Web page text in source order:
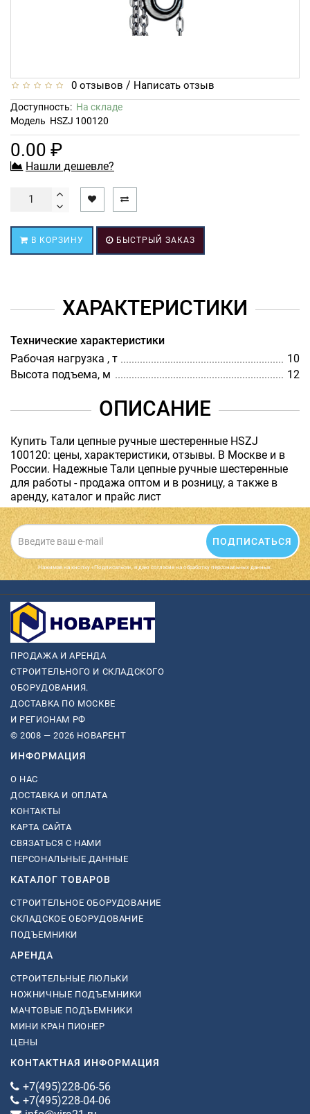
0 отзывов / Написать отзыв
Доступность: На складе
Модель HSZJ 100120
0.00 ₽
Нашли дешевле?
В КОРЗИНУ БЫСТРЫЙ ЗАКАЗ
ХАРАКТЕРИСТИКИ
Технические характеристики
Рабочая нагрузка , т
10
Высота подъема, м
12
ОПИСАНИЕ
Купить Тали цепные ручные шестеренные HSZJ
100120: цены, характеристики, отзывы. В Москве и в
России. Надежные Тали цепные ручные шестеренные
для работы - продажа оптом и в розницу, а также в
аренду, каталог и прайс лист
ПОДПИСАТЬСЯ
Нажимая на кнопку «Подписаться», я даю cогласие на обработку персональных данных.
ПРОДАЖА И АРЕНДА
СТРОИТЕЛЬНОГО И СКЛАДСКОГО
ОБОРУДОВАНИЯ.
ДОСТАВКА ПО МОСКВЕ
И РЕГИОНАМ РФ
© 2008 — 2026 НОВАРЕНТ
ИНФОРМАЦИЯ
О НАС
ДОСТАВКА И ОПЛАТА
КОНТАКТЫ
КАРТА САЙТА
СВЯЗАТЬСЯ С НАМИ
ПЕРСОНАЛЬНЫЕ ДАННЫЕ
КАТАЛОГ ТОВАРОВ
СТРОИТЕЛЬНОЕ ОБОРУДОВАНИЕ
СКЛАДСКОЕ ОБОРУДОВАНИЕ
ПОДЪЕМНИКИ
АРЕНДА
СТРОИТЕЛЬНЫЕ ЛЮЛЬКИ
НОЖНИЧНЫЕ ПОДЪЕМНИКИ
МАЧТОВЫЕ ПОДЪЕМНИКИ
МИНИ КРАН ПИОНЕР
ЦЕНЫ
КОНТАКТНАЯ ИНФОРМАЦИЯ
+7(495)228-06-56
+7(495)228-04-06